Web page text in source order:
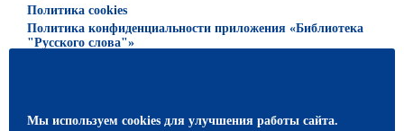
Политика cookies
Политика конфиденциальности приложения «Библиотека
"Русского слова"»
возможно только с письменного разрешения
Мы используем cookies для улучшения работы сайта.